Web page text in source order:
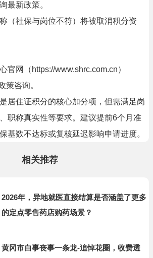
最新政策。
（社保与岗位不符）将被取消积分资
官网（https://www.shrc.com.cn）
策咨询。
居住证积分的核心加分项，但需满足岗
职称真实性等要求。建议提前6个月准
基数不达标或复核延迟影响申请进度。
相关推荐
2026年，异地就医直接结算是否涵盖了更多
的定点零售药店购药场景？
黄冈市白事丧事一条龙-追悼花圈，收费透